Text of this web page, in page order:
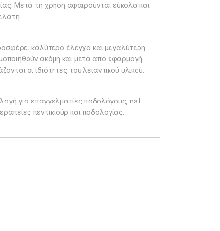
Μετά τη χρήση αφαιρούνται εύκολα και
καλύτερο έλεγχο και μεγαλύτερη
ακόμη και μετά από εφαρμογή
οι ιδιότητες του λειαντικού υλικού.
για επαγγελματίες ποδολόγους, nail
πεντικιούρ και ποδολογίας.